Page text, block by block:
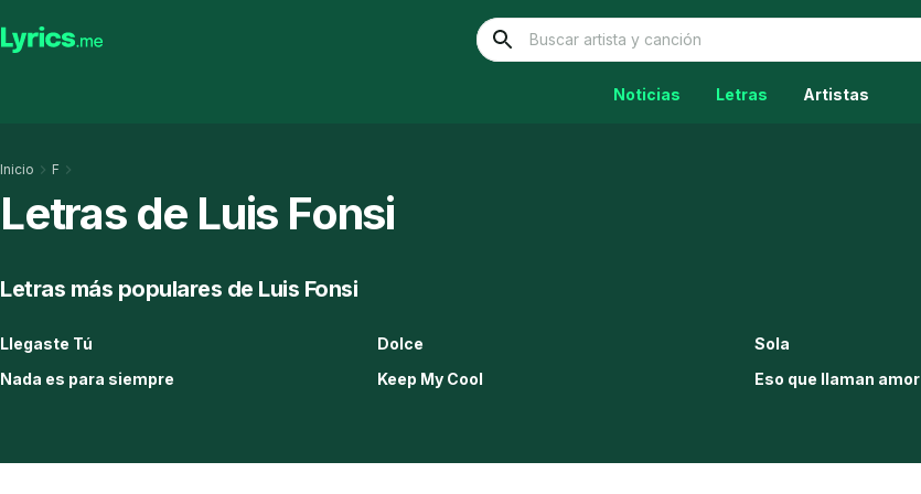
Noticias Letras Artistas
Inicio F
Letras de Luis Fonsi
Letras más populares de Luis Fonsi
Llegaste Tú Dolce Sola
Nada es para siempre
Keep My Cool Eso que llaman amor